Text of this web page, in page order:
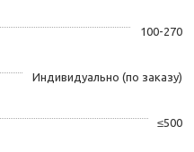
100-270
Индивидуально (по заказу)
≤500